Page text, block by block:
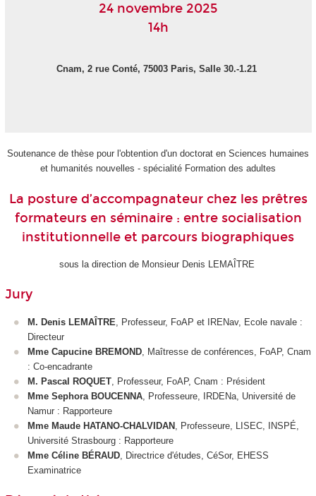
24 novembre 2025
14h
Cnam, 2 rue Conté, 75003 Paris, Salle 30.-1.21
Soutenance de thèse pour l'obtention d'un doctorat en Sciences humaines
et humanités nouvelles - spécialité Formation des adultes
La posture d’accompagnateur chez les prêtres
formateurs en séminaire : entre socialisation
institutionnelle et parcours biographiques
sous la direction de Monsieur Denis LEMAÎTRE
Jury
M. Denis LEMAÎTRE , Professeur, FoAP et IRENav, Ecole navale :
Directeur
Mme Capucine BREMOND , Maîtresse de conférences, FoAP, Cnam
: Co-encadrante
M. Pascal ROQUET , Professeur, FoAP, Cnam : Président
Mme Sephora BOUCENNA , Professeure, IRDENa, Université de
Namur : Rapporteure
Mme Maude HATANO-CHALVIDAN
, Professeure, LISEC, INSPÉ,
Université Strasbourg : Rapporteure
Mme Céline BÉRAUD , Directrice d'études, CéSor, EHESS
Examinatrice